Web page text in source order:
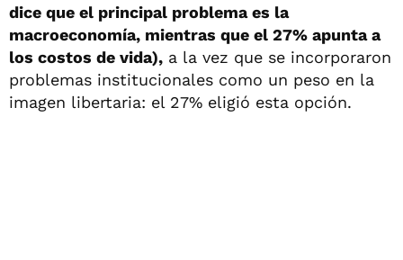
dice que el principal problema es la
macroeconomía, mientras que el 27% apunta a
los costos de vida), a la vez que se incorporaron
problemas institucionales como un peso en la
imagen libertaria: el 27% eligió esta opción.